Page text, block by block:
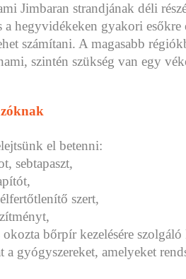
Jimbaran strandjának déli
hegyvidékeken gyakori esőkre
számítani. A magasabb
szintén szükség van egy
el betenni:
sebtapaszt,
szert,
okozta bőrpír kezelésére
gyógyszereket, amelyeket